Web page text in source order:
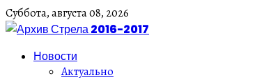
Суббота,августа08, 2026
Новости
Актуально